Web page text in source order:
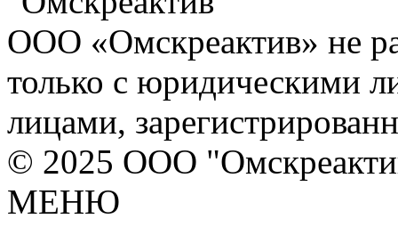
ООО «Омскреактив» не
только с юридическими
лицами,
© 2025 ООО
МЕНЮ